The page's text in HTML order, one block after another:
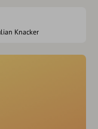
Knacker